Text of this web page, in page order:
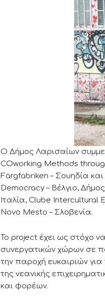
Ο Δήμος Λαρισαίων
COworking Methods
Färgfabriken – Σουηδία
Democracy – Βέλγιο,
Ιταλία, Clube Intercultural
Novo Mesto – Σλοβενία.
To project έχει ως στόχο
συνεργατικών χώρων σε
την παροχή ευκαιριών
της νεανικής
και φορέων.